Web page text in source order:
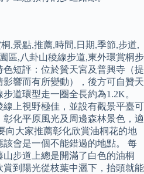
,景點,推薦,時間,日期,季節,步道,
區,八卦山稜線步道,東外環賞桐步
短評：位於贊天宮及普興寺（提
響而有所變動），後方可自贊天
道環型走一圈全長約為1.2K。
上視野極佳，並設有觀景平臺可
化平原風光及周邊森林景色，適
向大家推薦彰化欣賞油桐花的地
會是一個不能錯過的地點。 每
步道上總是開滿了白色的油桐
到陽光從枝葉中灑下，抬頭就能